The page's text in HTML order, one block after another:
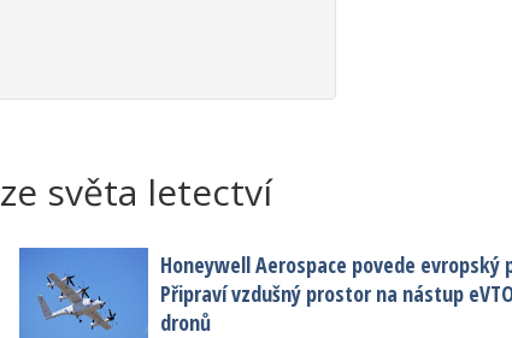
světa letectví
Honeywell Aerospace povede evropský
Připraví vzdušný prostor na nástup
dronů